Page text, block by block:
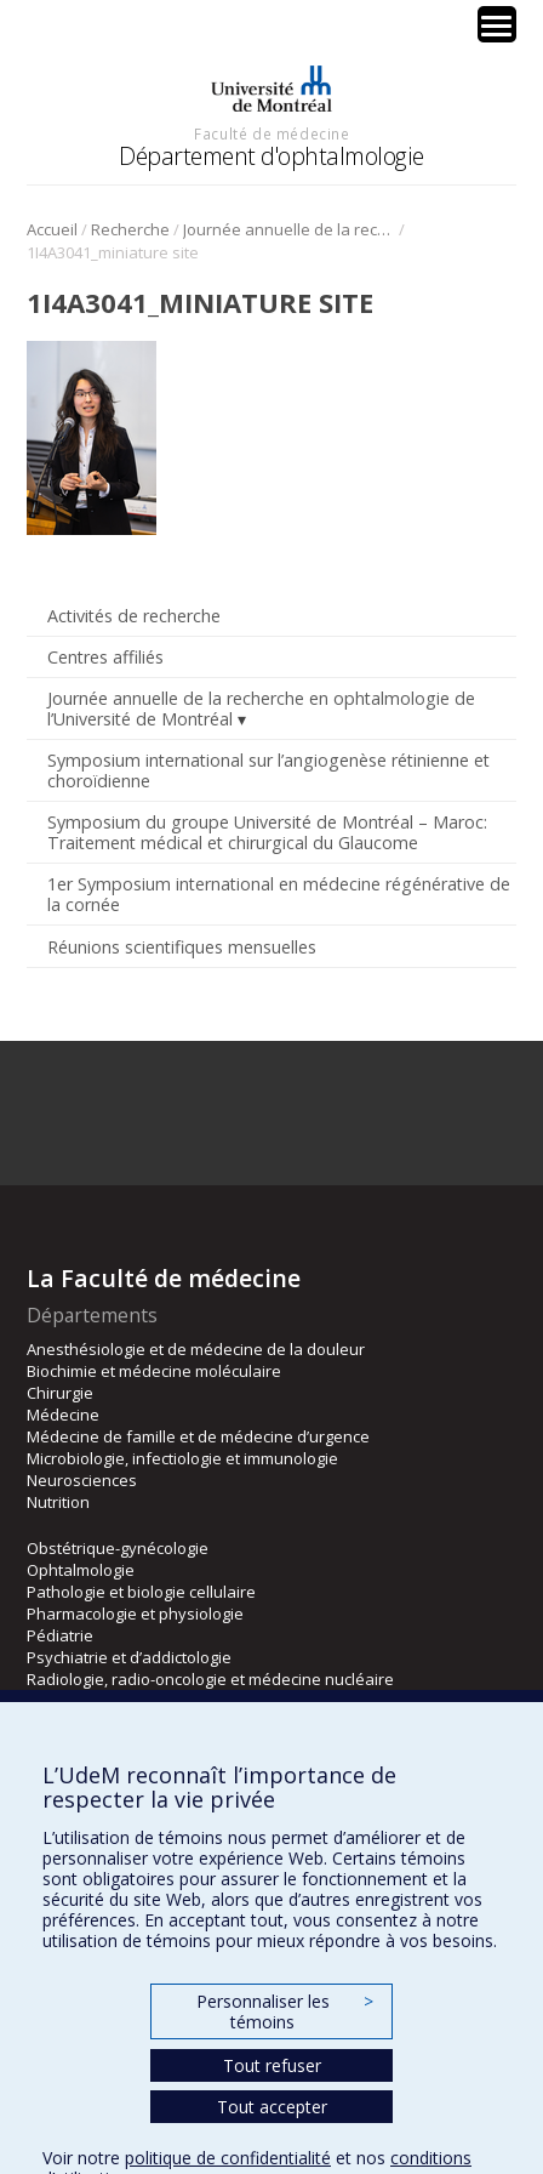
Faculté de médecine
Département d'ophtalmologie
Accueil / Recherche / Journée annuelle de la recherche en ophtalmologie de l’Université de Montréal /
1I4A3041_miniature site
Activités de recherche
Centres affiliés
Journée annuelle de la recherche en ophtalmologie de
l’Université de Montréal
Symposium international sur l’angiogenèse rétinienne et
choroïdienne
Symposium du groupe Université de Montréal – Maroc:
Traitement médical et chirurgical du Glaucome
1er Symposium international en médecine régénérative de
la cornée
Réunions scientifiques mensuelles
1I4A3041_MINIATURE SITE
La Faculté de médecine
Départements
Anesthésiologie et de médecine de la douleur
Biochimie et médecine moléculaire
Chirurgie
Médecine
Médecine de famille et de médecine d’urgence
Microbiologie, infectiologie et immunologie
Neurosciences
Nutrition
Obstétrique-gynécologie
Ophtalmologie
Pathologie et biologie cellulaire
Pharmacologie et physiologie
Pédiatrie
Psychiatrie et d’addictologie
Radiologie, radio-oncologie et médecine nucléaire
Écoles
Kinésiologie et des sciences de l’activité physique
Orthophonie et audiologie
Réadaptation
Directions
DPC
CPASS
L’UdeM reconnaît l’importance de
respecter la vie privée
L’utilisation de témoins nous permet d’améliorer et de
personnaliser votre expérience Web. Certains témoins
sont obligatoires pour assurer le fonctionnement et la
sécurité du site Web, alors que d’autres enregistrent vos
préférences. En acceptant tout, vous consentez à notre
utilisation de témoins pour mieux répondre à vos besoins.
Personnaliser les
témoins
>
Tout refuser
Tout accepter
Voir notre politique de confidentialité et nos conditions